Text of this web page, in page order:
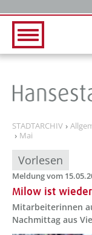
STADTARCHIV
Mai
Vorlesen
Meldung vom
Milow ist
Mitarbeiterinnen
Nachmittag aus